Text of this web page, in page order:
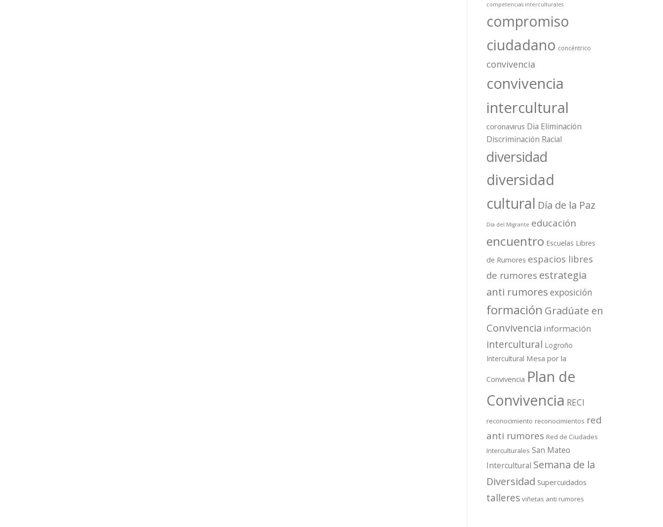
competencias interculturales
compromiso
ciudadano concéntrico
convivencia
convivencia
intercultural
coronavirus Dia Eliminación
Discriminación Racial
diversidad
diversidad
cultural Día de la Paz
Día del Migrante educación
encuentro Escuelas Libres
de Rumores espacios libres
de rumores estrategia
anti rumores exposición
formación Gradúate en
Convivencia información
intercultural Logroño
Intercultural Mesa por la
Convivencia Plan de
Convivencia RECI
reconocimiento reconocimientos red
anti rumores Red de Ciudades
Interculturales San Mateo
Intercultural Semana de la
Diversidad Supercuidados
talleres viñetas anti rumores